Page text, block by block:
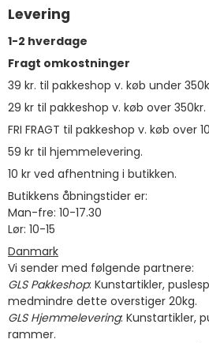
Levering
1-2 hverdage
Fragt omkostninger
39 kr. til pakkeshop v. køb under
29 kr til pakkeshop v. køb over 350kr.
FRI FRAGT til pakkeshop v. køb over
59 kr til hjemmelevering.
10 kr ved afhentning i butikken.
Butikkens åbningstider er:
Man-fre: 10-17.30
Lør: 10-15
Danmark
Vi sender med følgende partnere:
GLS Pakkeshop: Kunstartikler,
medmindre dette overstiger 20kg.
GLS Hjemmelevering: Kunstartikler,
rammer.